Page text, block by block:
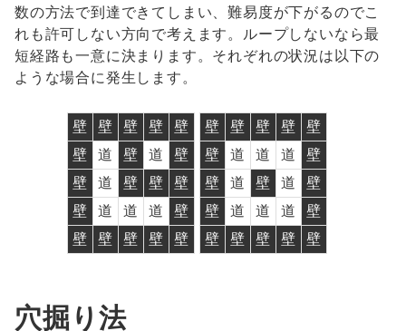
数の方法で到達できてしまい、難易度が下がるのでこ
れも許可しない方向で考えます。ループしないなら最
短経路も一意に決まります。それぞれの状況は以下の
ような場合に発生します。
壁 壁 壁 壁
壁
壁
道 壁 道
壁
壁
道 壁 壁
壁
壁
道 道 道
壁
壁
壁 壁 壁 壁
壁 壁 壁 壁
壁
壁
道 道 道
壁
壁
道 壁 道
壁
壁
道 道 道
壁
壁
壁 壁 壁 壁
穴掘り法